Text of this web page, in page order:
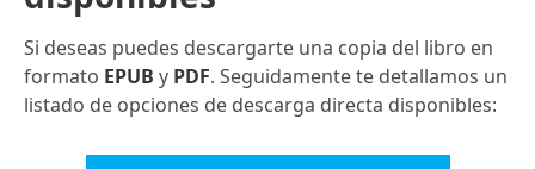
Si deseas puedes descargarte una copia del libro en
formato EPUB y PDF. Seguidamente te detallamos un
listado de opciones de descarga directa disponibles: